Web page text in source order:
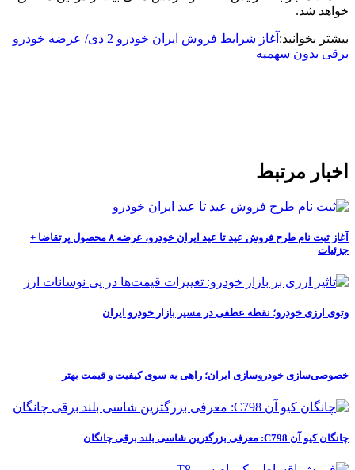
خواهد شد.
بیشتر بخوانید:
آغاز شرایط فروش ایران خودرو 2 دی/ عرضه خودرو
برقی بدون سهمیه
اخبار مرتبط
آغاز ثبت نام طرح فروش عید تا عید ایران خودرو، عرضه ۸ محصول پرتقاضا +
جزئیات
وتوی ارزی خودرو؛ نقطه عطفی در مسیر بازار خودرو ایران
خصوصی‌سازی خودروسازی ایران؛ راهی به سوی کیفیت و قیمت بهتر
چانگان کیو آن C798: معرفی بزرگترین شاسی بلند برقی چانگان